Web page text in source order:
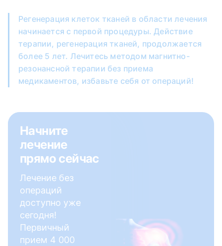
Регенерация клеток тканей в области лечения
начинается с первой процедуры. Действие
терапии, регенерация тканей, продолжается
более 5 лет. Лечитесь методом магнитно-
резонансной терапии без приема
медикаментов, избавьте себя от операций!
Начните
лечение
прямо сейчас
Лечение без
операций
доступно уже
сегодня!
Первичный
прием 4 000